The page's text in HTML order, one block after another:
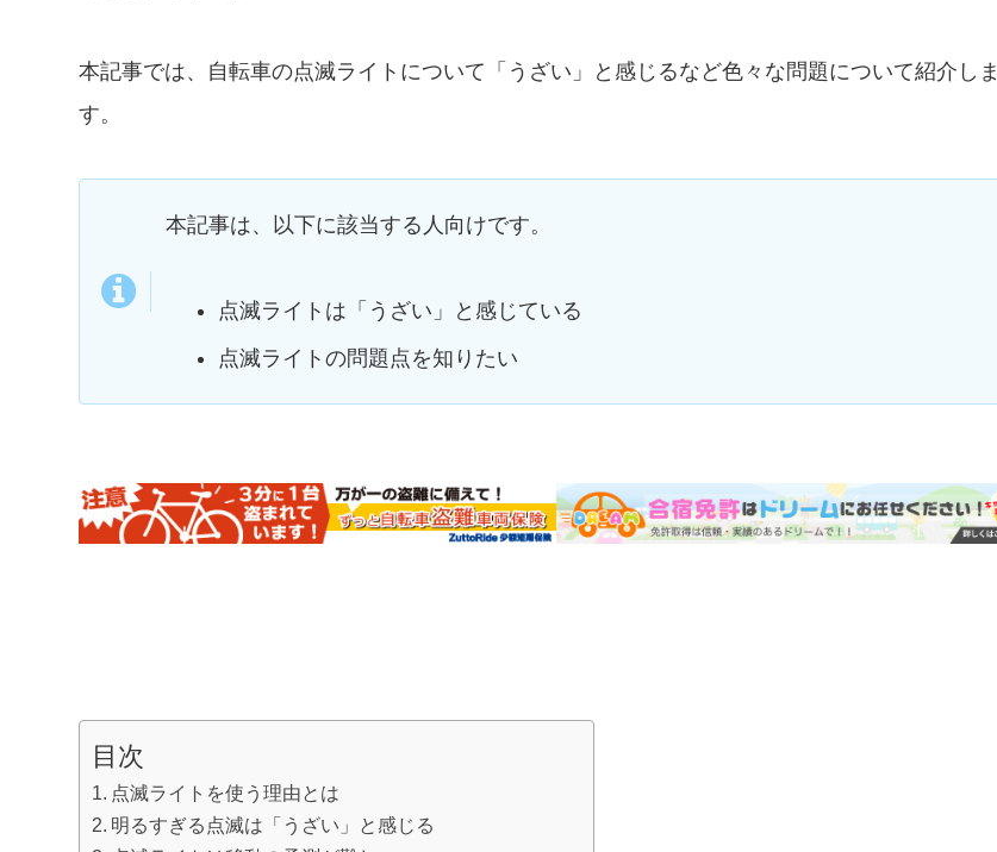
本記事では、自転車の点滅ライトについて「うざい」と感じるなど色々な問題について紹介しま
す。
本記事は、以下に該当する人向けです。
点滅ライトは「うざい」と感じている
点滅ライトの問題点を知りたい
目次
点滅ライトを使う理由とは
明るすぎる点滅は「うざい」と感じる